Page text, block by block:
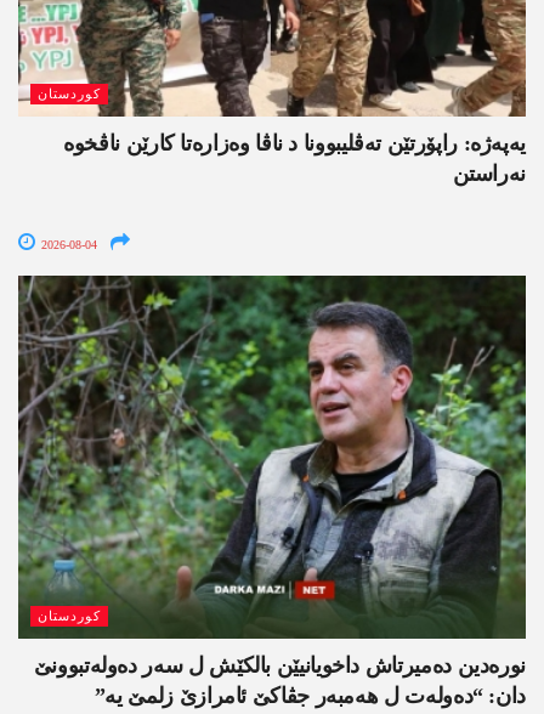
کوردستان
یەپەژە: راپۆرتێن تەڤلیبوونا د ناڤا وەزارەتا کارێن ناڤخوە
نەراستن
2026-08-04
کوردستان
نورەدین دەمیرتاش داخویانیێن بالکێش ل سەر دەولەتبوونێ
دان: “دەولەت ل ھەمبەر جڤاکێ ئامرازێ زلمێ یە”